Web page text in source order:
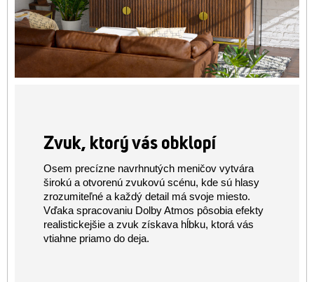
Zvuk, ktorý vás obklopí
Osem precízne navrhnutých meničov vytvára
širokú a otvorenú zvukovú scénu, kde sú hlasy
zrozumiteľné a každý detail má svoje miesto.
Vďaka spracovaniu Dolby Atmos pôsobia efekty
realistickejšie a zvuk získava hĺbku, ktorá vás
vtiahne priamo do deja.